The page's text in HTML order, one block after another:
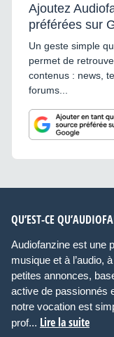
Ajoutez
préférées sur
Un geste simple
permet de
contenus : news,
forums...
QU’EST-CE
Audiofanzine est une
musique et à l’audio,
petites annonces,
active de passionnés
notre vocation est
prof... Lire la suite